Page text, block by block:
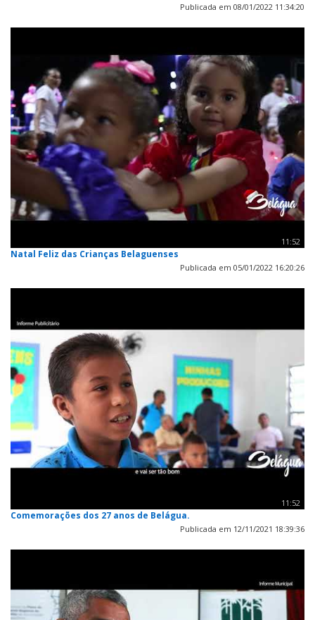
Publicada em 08/01/2022 11:34:20
11:52
Natal Feliz das Crianças Belaguenses
Publicada em 05/01/2022 16:20:26
11:52
Comemorações dos 27 anos de Belágua.
Publicada em 12/11/2021 18:39:36